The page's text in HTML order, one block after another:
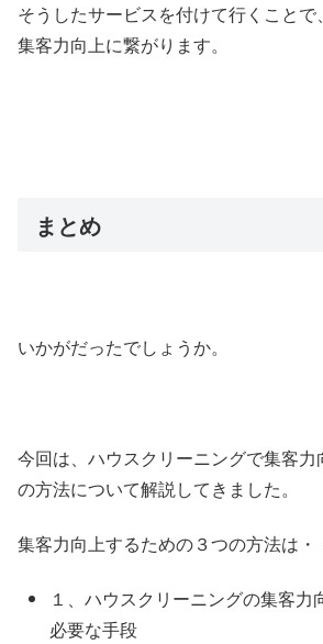
そうしたサービスを付けて行くこと
集客力向上に繋がります。
まとめ
いかがだったでしょうか。
今回は、ハウスクリーニングで集客
の方法について解説してきました。
集客力向上するための３つの方法は・
１、ハウスクリーニングの集客力
必要な手段